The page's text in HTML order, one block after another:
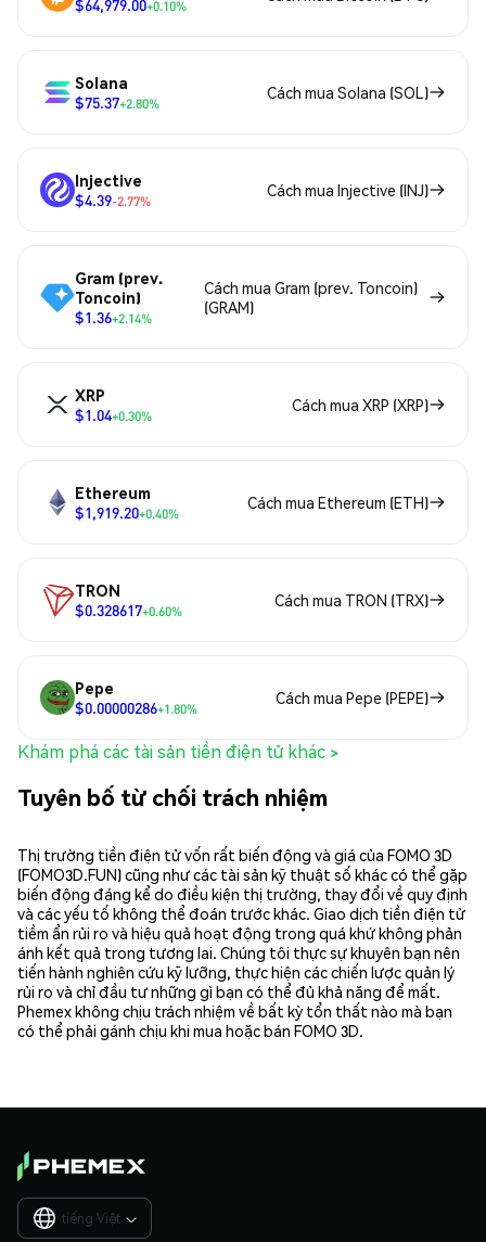
$64,979.00+0.10%
Solana
$75.37+2.80%
Cách mua Solana (SOL)
Injective
$4.39-2.77%
Cách mua Injective (INJ)
Gram (prev.
Toncoin)
$1.36+2.14%
Cách mua Gram (prev. Toncoin)
(GRAM)
XRP
$1.04+0.30%
Cách mua XRP (XRP)
Ethereum
$1,919.20+0.40%
Cách mua Ethereum (ETH)
TRON
$0.328617+0.60%
Cách mua TRON (TRX)
Pepe
$0.00000286+1.80%
Cách mua Pepe (PEPE)
Khám phá các tài sản tiền điện tử khác >
Tuyên bố từ chối trách nhiệm
Thị trường tiền điện tử vốn rất biến động và giá của FOMO 3D
(FOMO3D.FUN) cũng như các tài sản kỹ thuật số khác có thể gặp
biến động đáng kể do điều kiện thị trường, thay đổi về quy định
và các yếu tố không thể đoán trước khác. Giao dịch tiền điện tử
tiềm ẩn rủi ro và hiệu quả hoạt động trong quá khứ không phản
ánh kết quả trong tương lai. Chúng tôi thực sự khuyên bạn nên
tiến hành nghiên cứu kỹ lưỡng, thực hiện các chiến lược quản lý
rủi ro và chỉ đầu tư những gì bạn có thể đủ khả năng để mất.
Phemex không chịu trách nhiệm về bất kỳ tổn thất nào mà bạn
có thể phải gánh chịu khi mua hoặc bán FOMO 3D.
tiếng Việt 